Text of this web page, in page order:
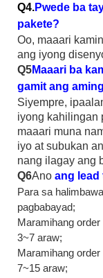
Q4.Pwede ba
pakete?
Oo, maaari
ang iyong
Q5Maaari ba
gamit ang
Siyempre,
iyong kahilingan
maaari muna
iyo at subukan
nang ilagay ang
Q6Ano ang lead
Para sa
pagbabayad;
Maramihang
3~7 araw;
Maramihang
7~15 araw;